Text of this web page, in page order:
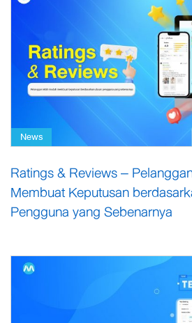
News
Ratings & Reviews –
Membuat Keputusan
Pengguna yang Sebenarnya